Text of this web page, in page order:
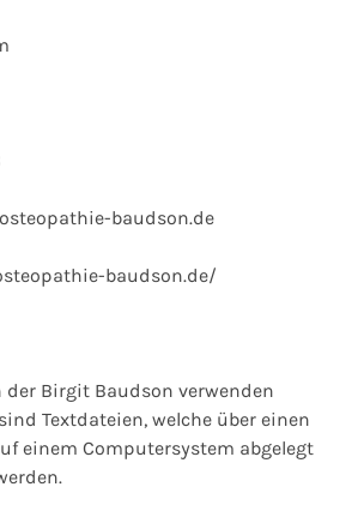
baudson.de
baudson.de/
der Birgit Baudson verwenden
Textdateien, welche über einen
einem Computersystem abgelegt